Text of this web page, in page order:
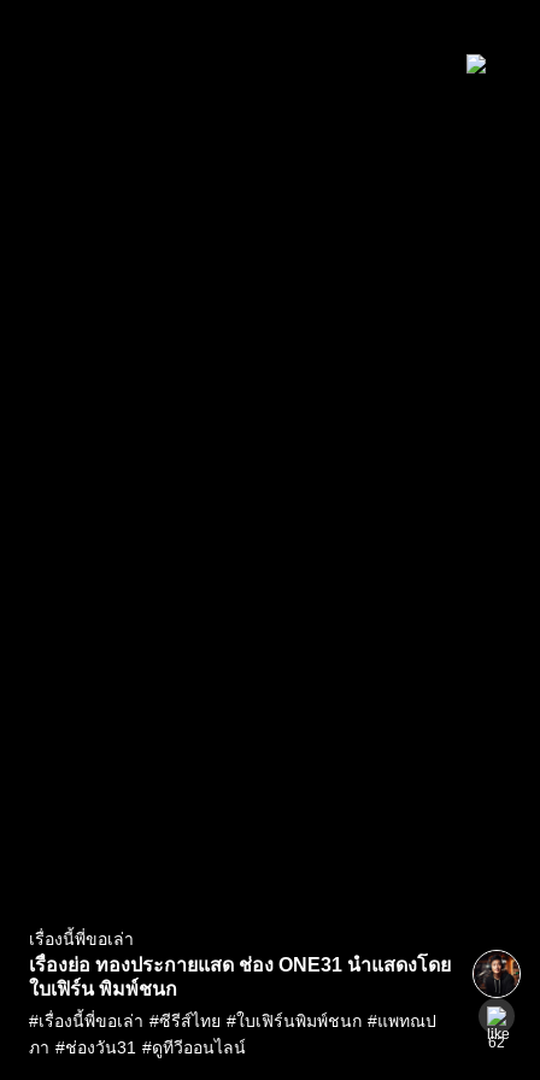
เรื่องนี้พี่ขอเล่า
เรื่องย่อ ทองประกายแสด ช่อง ONE31 นำแสดงโดย
ใบเฟิร์น พิมพ์ชนก
#เรื่องนี้พี่ขอเล่า #ซีรีส์ไทย #ใบเฟิร์นพิมพ์ชนก #แพทณป
ภา #ช่องวัน31 #ดูทีวีออนไลน์ 62